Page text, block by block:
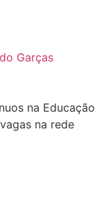
na Educação
na rede